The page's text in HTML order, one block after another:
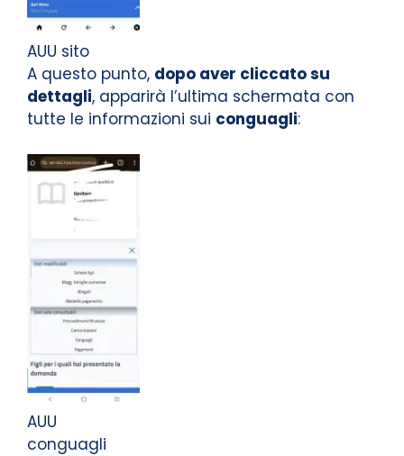
AUU sito
A questo punto, dopo aver cliccato su
dettagli, apparirà l’ultima schermata con
tutte le informazioni sui conguagli:
AUU
conguagli